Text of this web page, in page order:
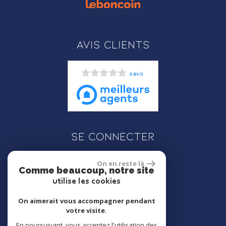
Avis clients
0 avis
Se connecter
Espace propriétaire
On en reste là
Comme beaucoup, notre site
utilise les cookies
On aimerait vous accompagner pendant
votre visite.